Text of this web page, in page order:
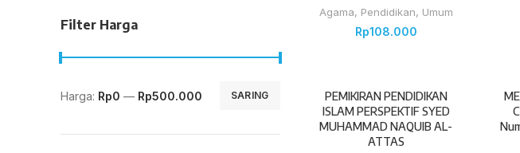
Filter Harga
SARING
Harga: Rp0 — Rp500.000
Agama, Pendidikan, Umum
Rp108.000
PEMIKIRAN PENDIDIKAN
ISLAM PERSPEKTIF SYED
MUHAMMAD NAQUIB AL-
ATTAS